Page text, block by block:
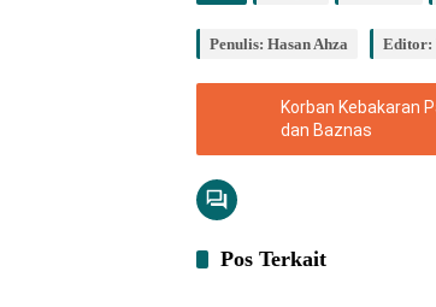
Penulis: Hasan Ahza Editor:
Korban Kebakaran
dan Baznas
Pos Terkait
Headline